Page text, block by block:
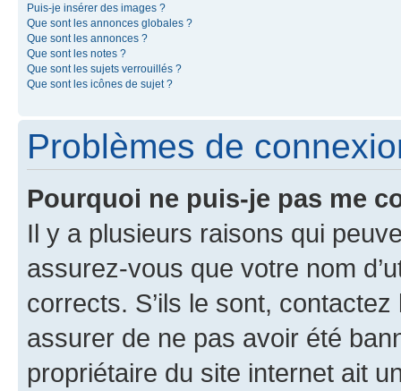
Puis-je insérer des images ?
Que sont les annonces globales ?
Que sont les annonces ?
Que sont les notes ?
Que sont les sujets verrouillés ?
Que sont les icônes de sujet ?
Problèmes de
Pourquoi ne puis-je pas me
Il y a plusieurs raisons qui
assurez-vous que votre nom
corrects. S’ils le sont,
assurer de ne pas avoir été
propriétaire du site internet ait